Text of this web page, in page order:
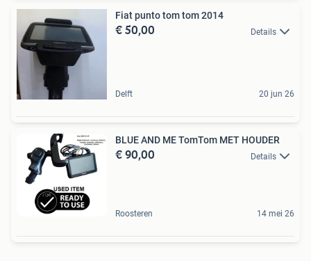
Fiat punto tom tom 2014
€ 50,00 Details
Delft 20 jun 26
BLUE AND ME TomTom MET HOUDER
€ 90,00 Details
Roosteren 14 mei 26